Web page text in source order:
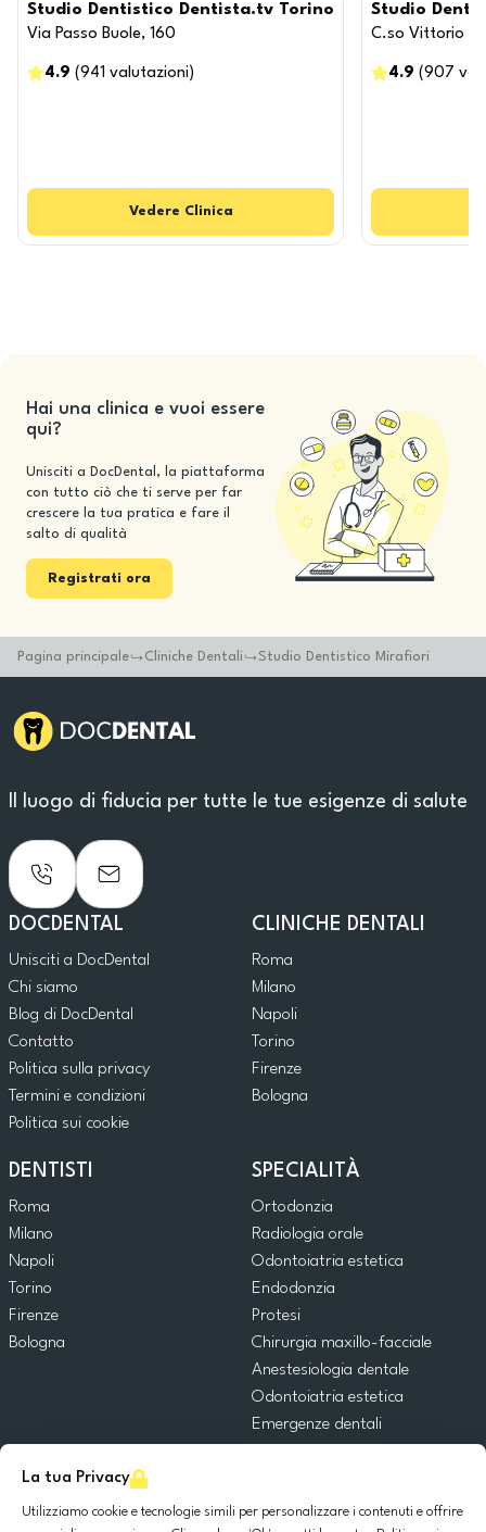
La tua Privacy
Utilizziamo cookie e tecnologie simili per personalizzare i contenuti e offrire
Studio Dentistico Dentista.tv Torino
Via Passo Buole, 160
4.9 (941 valutazioni )
Vedere Clinica
Studio
C.so Vittorio
4.9 (907
Hai una clinica e vuoi essere
qui?
Unisciti a DocDental, la piattaforma
con tutto ciò che ti serve per far
crescere la tua pratica e fare il
salto di qualità
Registrati ora
Pagina principale Cliniche Dentali Studio Dentistico Mirafiori
Il luogo di fiducia per tutte le tue esigenze di salute
DOCDENTAL
Unisciti a DocDental
Chi siamo
Blog di DocDental
Contatto
Politica sulla privacy
Termini e condizioni
Politica sui cookie
CLINICHE DENTALI
Roma
Milano
Napoli
Torino
Firenze
Bologna
DENTISTI
Roma
Milano
Napoli
Torino
Firenze
Bologna
SPECIALITÀ
Ortodonzia
Radiologia orale
Odontoiatria estetica
Endodonzia
Protesi
Chirurgia maxillo-facciale
Anestesiologia dentale
Odontoiatria estetica
Emergenze dentali
Chirurgia orale